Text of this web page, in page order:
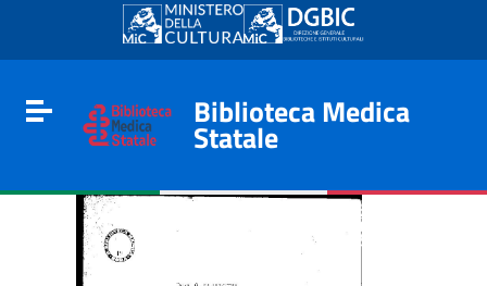
Go to content
Go to the navigation menu
Go to the footer
Toggle navigation
Biblioteca Medica
Statale